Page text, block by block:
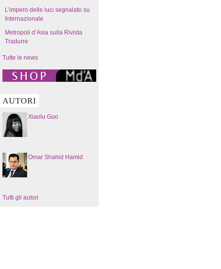
L’impero delle luci segnalato su
Internazionale
Metropoli d’Asia sulla Rivista
Tradurre
Tutte le news
AUTORI
Xiaolu Guo
Omar Shahid Hamid
Tutti gli autori